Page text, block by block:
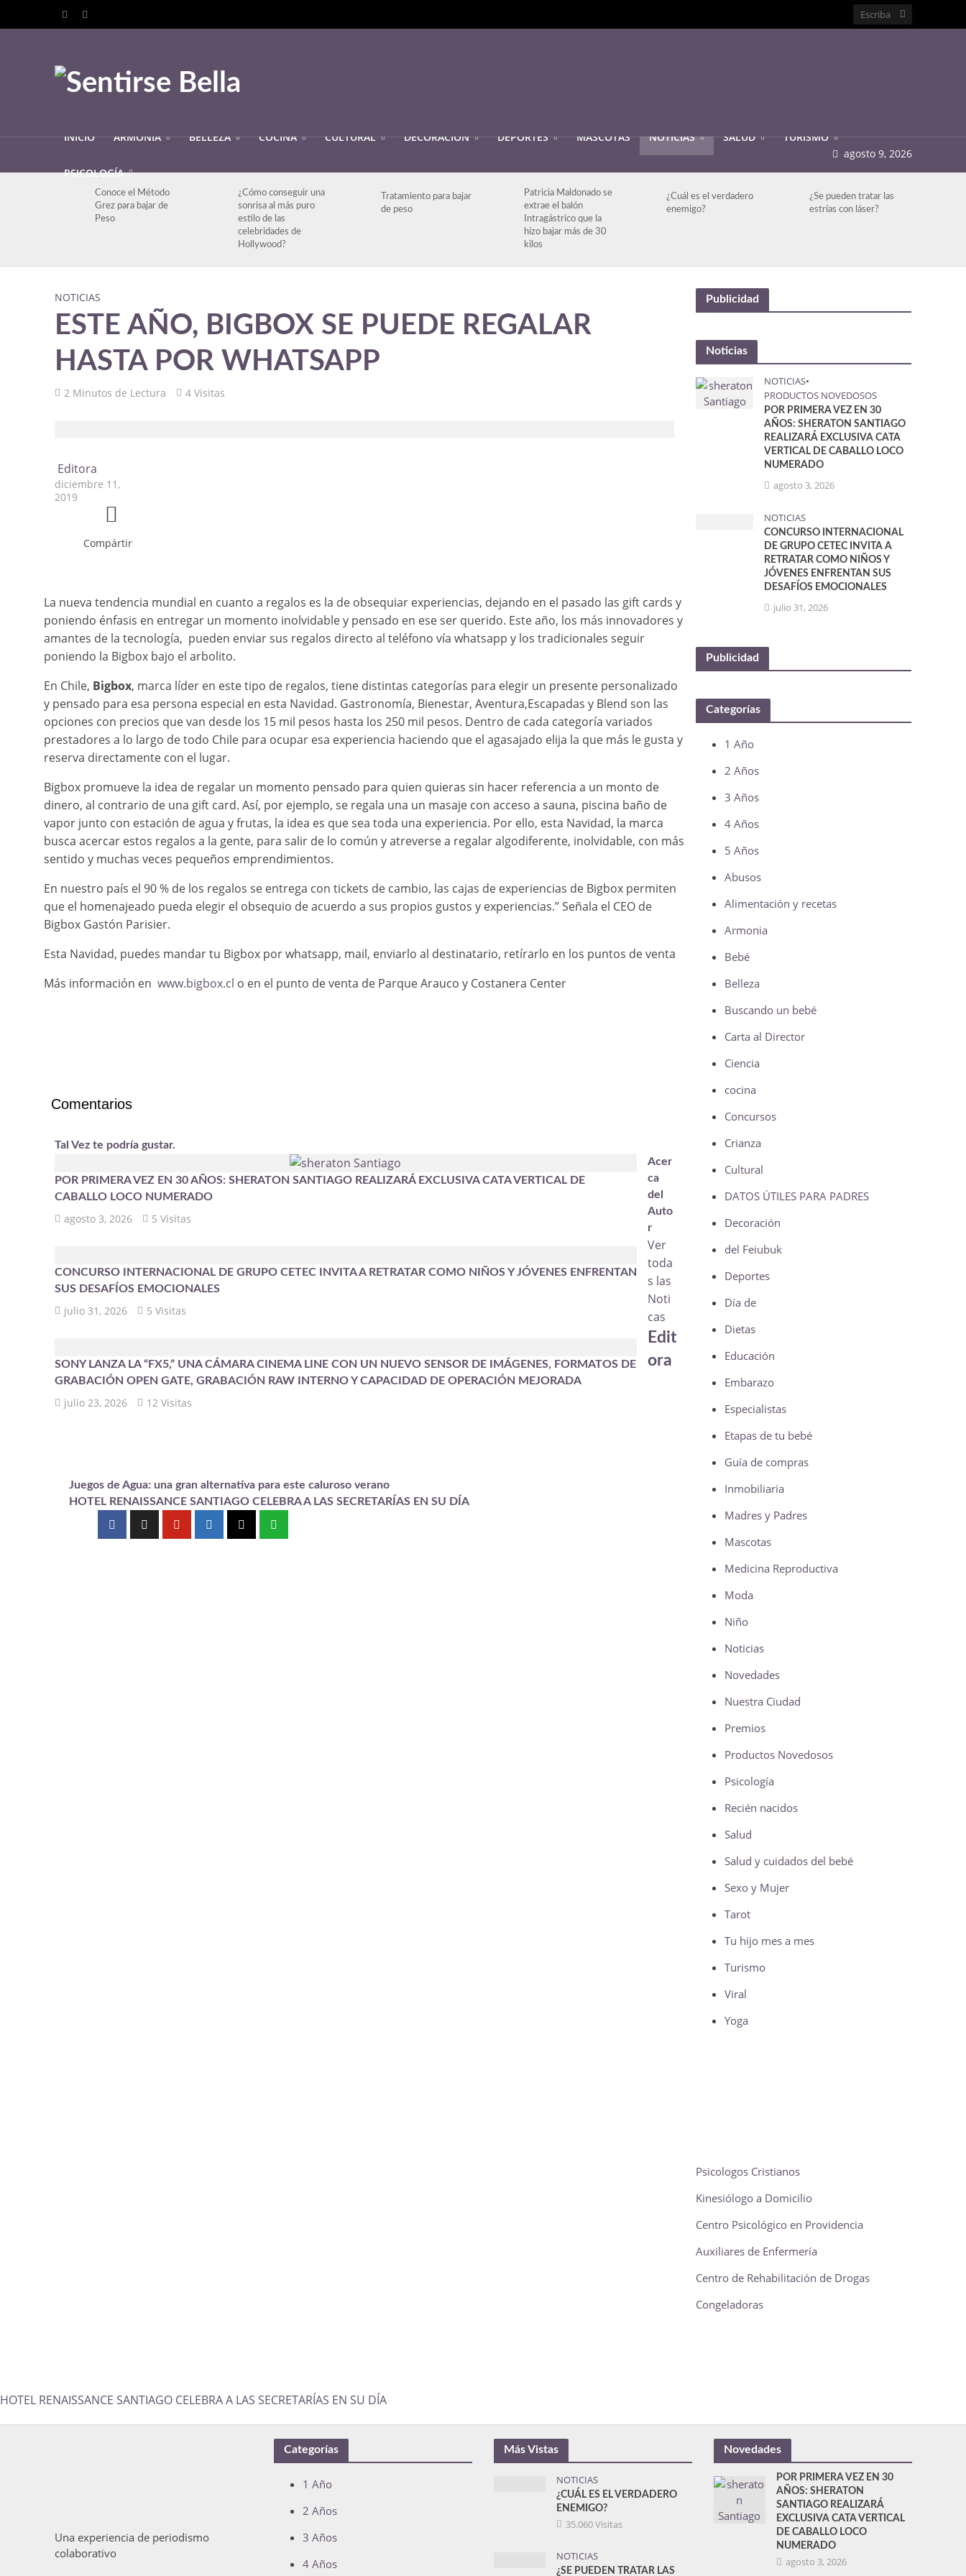
INICIO ARMONIA BELLEZA COCINA CULTURAL DECORACIÓN DEPORTES MASCOTAS NOTICIAS SALUD TURISMO
PSICOLOGÍA
agosto 9, 2026
Conoce el Método
Grez para bajar de
Peso
¿Cómo conseguir una
sonrisa al más puro
estilo de las
celebridades de
Hollywood?
Tratamiento para bajar
de peso
Patricia Maldonado se
extrae el balón
Intragástrico que la
hizo bajar más de 30
kilos
¿Cuál es el verdadero
enemigo?
¿Se pueden tratar las
estrías con láser?
NOTICIAS
ESTE AÑO, BIGBOX SE PUEDE REGALAR
HASTA POR WHATSAPP
2 Minutos de Lectura 4 Visitas
Editora
diciembre 11,
2019
Compártir
La nueva tendencia mundial en cuanto a regalos es la de obsequiar experiencias, dejando en el pasado las gift cards y
poniendo énfasis en entregar un momento inolvidable y pensado en ese ser querido. Este año, los más innovadores y
amantes de la tecnología, pueden enviar sus regalos directo al teléfono vía whatsapp y los tradicionales seguir
poniendo la Bigbox bajo el arbolito.
En Chile, Bigbox, marca líder en este tipo de regalos, tiene distintas categorías para elegir un presente personalizado
y pensado para esa persona especial en esta Navidad. Gastronomía, Bienestar, Aventura,Escapadas y Blend son las
opciones con precios que van desde los 15 mil pesos hasta los 250 mil pesos. Dentro de cada categoría variados
prestadores a lo largo de todo Chile para ocupar esa experiencia haciendo que el agasajado elija la que más le gusta y
reserva directamente con el lugar.
Bigbox promueve la idea de regalar un momento pensado para quien quieras sin hacer referencia a un monto de
dinero, al contrario de una gift card. Así, por ejemplo, se regala una un masaje con acceso a sauna, piscina baño de
vapor junto con estación de agua y frutas, la idea es que sea toda una experiencia. Por ello, esta Navidad, la marca
busca acercar estos regalos a la gente, para salir de lo común y atreverse a regalar algodiferente, inolvidable, con más
sentido y muchas veces pequeños emprendimientos.
En nuestro país el 90 % de los regalos se entrega con tickets de cambio, las cajas de experiencias de Bigbox permiten
que el homenajeado pueda elegir el obsequio de acuerdo a sus propios gustos y experiencias.” Señala el CEO de
Bigbox Gastón Parisier.
Esta Navidad, puedes mandar tu Bigbox por whatsapp, mail, enviarlo al destinatario, retírarlo en los puntos de venta
Más información en www.bigbox.cl o en el punto de venta de Parque Arauco y Costanera Center
Comentarios
Tal Vez te podría gustar.
POR PRIMERA VEZ EN 30 AÑOS: SHERATON SANTIAGO REALIZARÁ EXCLUSIVA CATA VERTICAL DE
CABALLO LOCO NUMERADO
agosto 3, 2026 5 Visitas
CONCURSO INTERNACIONAL DE GRUPO CETEC INVITA A RETRATAR COMO NIÑOS Y JÓVENES ENFRENTAN
SUS DESAFÍOS EMOCIONALES
julio 31, 2026 5 Visitas
SONY LANZA LA “FX5,” UNA CÁMARA CINEMA LINE CON UN NUEVO SENSOR DE IMÁGENES, FORMATOS DE
GRABACIÓN OPEN GATE, GRABACIÓN RAW INTERNO Y CAPACIDAD DE OPERACIÓN MEJORADA
julio 23, 2026 12 Visitas
Acer
ca
del
Auto
r
Ver
toda
s las
Noti
cas
Edit
ora
Juegos de Agua: una gran alternativa para este caluroso verano
HOTEL RENAISSANCE SANTIAGO CELEBRA A LAS SECRETARÍAS EN SU DÍA
Publicidad
Noticias
NOTICIAS•
PRODUCTOS NOVEDOSOS
POR PRIMERA VEZ EN 30
AÑOS: SHERATON SANTIAGO
REALIZARÁ EXCLUSIVA CATA
VERTICAL DE CABALLO LOCO
NUMERADO
agosto 3, 2026
NOTICIAS
CONCURSO INTERNACIONAL
DE GRUPO CETEC INVITA A
RETRATAR COMO NIÑOS Y
JÓVENES ENFRENTAN SUS
DESAFÍOS EMOCIONALES
julio 31, 2026
Publicidad
Categorías
1 Año
2 Años
3 Años
4 Años
5 Años
Abusos
Alimentación y recetas
Armonia
Bebé
Belleza
Buscando un bebé
Carta al Director
Ciencia
cocina
Concursos
Crianza
Cultural
DATOS ÚTILES PARA PADRES
Decoración
del Feiubuk
Deportes
Día de
Dietas
Educación
Embarazo
Especialistas
Etapas de tu bebé
Guía de compras
Inmobiliaria
Madres y Padres
Mascotas
Medicina Reproductiva
Moda
Niño
Noticias
Novedades
Nuestra Ciudad
Premios
Productos Novedosos
Psicología
Recién nacidos
Salud
Salud y cuidados del bebé
Sexo y Mujer
Tarot
Tu hijo mes a mes
Turismo
Viral
Yoga
Psicologos Cristianos
Kinesiólogo a Domicilio
Centro Psicológico en Providencia
Auxiliares de Enfermería
Centro de Rehabilitación de Drogas
Congeladoras
HOTEL RENAISSANCE SANTIAGO CELEBRA A LAS SECRETARÍAS EN SU DÍA
Una experiencia de periodismo
colaborativo
Categorías
1 Año
2 Años
3 Años
4 Años
Más Vistas
NOTICIAS
¿CUÁL ES EL VERDADERO
ENEMIGO?
35.060 Visitas
NOTICIAS
¿SE PUEDEN TRATAR LAS
Novedades
POR PRIMERA VEZ EN 30
AÑOS: SHERATON
SANTIAGO REALIZARÁ
EXCLUSIVA CATA VERTICAL
DE CABALLO LOCO
NUMERADO
agosto 3, 2026